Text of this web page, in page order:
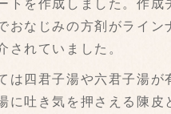
を作成しました。作成
おなじみの方剤がライン
されていました。
四君子湯や六君子湯が
に吐き気を押さえる陳皮